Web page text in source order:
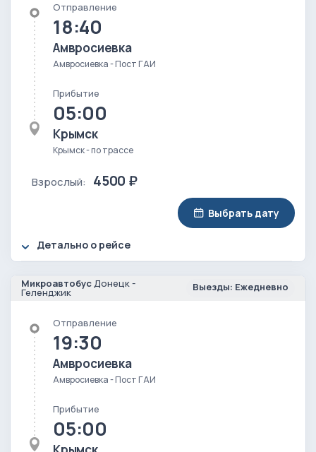
Отправление
18:40
Амвросиевка
Амвросиевка - Пост ГАИ
Прибытие
05:00
Крымск
Крымск - по трассе
Взрослый: 4500 ₽
Выбрать дату
Детально о рейсе
МикроавтобусДонецк -
Геленджик Выезды: Ежедневно
Отправление
19:30
Амвросиевка
Амвросиевка - Пост ГАИ
Прибытие
05:00